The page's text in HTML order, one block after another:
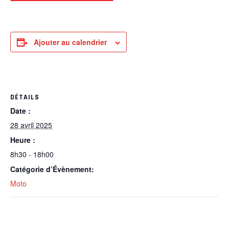
Ajouter au calendrier
DÉTAILS
Date :
28 avril 2025
Heure :
8h30 - 18h00
Catégorie d’Évènement:
Moto